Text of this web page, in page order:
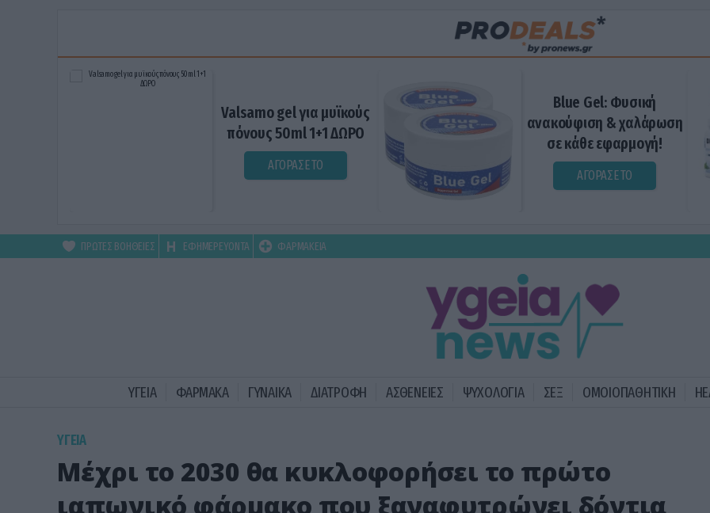
Valsamo gel για μυϊκούς
πόνους 50ml 1+1 ΔΩΡΟ
ΑΓΟΡΑΣΕ ΤΟ
Blue Gel: Φυσική
ανακούφιση & χαλάρωση
σε κάθε εφαρμογή!
ΑΓΟΡΑΣΕ ΤΟ
ΠΡΩΤΕΣ ΒΟΗΘΕΙΕΣ ΕΦΗΜΕΡΕΥΟΝΤΑ ΦΑΡΜΑΚΕΙΑ
ΥΓΕΙΑ ΦΑΡΜΑΚΑ ΓΥΝΑΙΚΑ ΔΙΑΤΡΟΦΗ ΑΣΘΕΝΕΙΕΣ ΨΥΧΟΛΟΓΙΑ ΣΕΞ ΟΜΟΙΟΠΑΘΗΤΙΚΗ
ΥΓΕΙΑ
Μέχρι το 2030 θα κυκλοφορήσει το πρώτο
ιαπωνικό φάρμακο που ξαναφυτρώνει δόντια